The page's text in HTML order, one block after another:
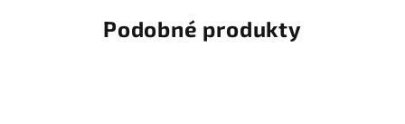
Podobné produkty